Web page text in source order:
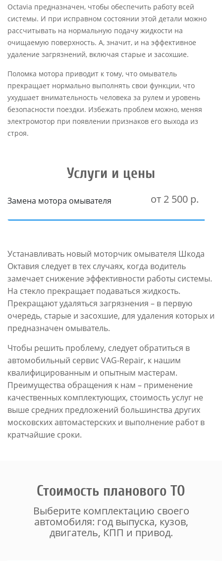
Octavia предназначен, чтобы обеспечить работу всей
системы. И при исправном состоянии этой детали можно
рассчитывать на нормальную подачу жидкости на
очищаемую поверхность. А, значит, и на эффективное
удаление загрязнений, включая старые и засохшие.
Поломка мотора приводит к тому, что омыватель
прекращает нормально выполнять свои функции, что
ухудшает внимательность человека за рулем и уровень
безопасности поездки. Избежать проблем можно, меняя
электромотор при появлении признаков его выхода из
строя.
Услуги и цены
Замена мотора омывателя от 2 500 р.
Устанавливать новый моторчик омывателя Шкода
Октавия следует в тех случаях, когда водитель
замечает снижение эффективности работы системы.
На стекло прекращает подаваться жидкость.
Прекращают удаляться загрязнения – в первую
очередь, старые и засохшие, для удаления которых и
предназначен омыватель.
Чтобы решить проблему, следует обратиться в
автомобильный сервис VAG-Repair, к нашим
квалифицированным и опытным мастерам.
Преимущества обращения к нам – применение
качественных комплектующих, стоимость услуг не
выше средних предложений большинства других
московских автомастерских и выполнение работ в
кратчайшие сроки.
Стоимость планового ТО
Выберите комплектацию своего
автомобиля: год выпуска, кузов,
двигатель, КПП и привод.